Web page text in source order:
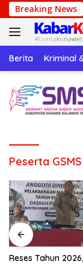
Langsung
ke
konten
Breaking News
y
Berita Kriminal
Peserta
Reses Tahun